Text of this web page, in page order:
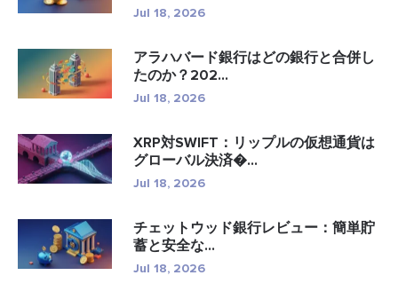
Jul 18, 2026
アラハバード銀行はどの銀行と合併し
たのか？202...
Jul 18, 2026
XRP対SWIFT：リップルの仮想通貨は
グローバル決済�...
Jul 18, 2026
チェットウッド銀行レビュー：簡単貯
蓄と安全な...
Jul 18, 2026